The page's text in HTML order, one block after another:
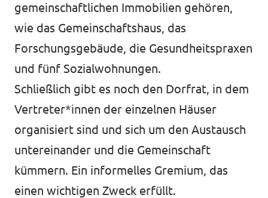
gemeinschaftlichen Immobilien gehören,
wie das Gemeinschaftshaus, das
Forschungsgebäude, die Gesundheitspraxen
und fünf Sozialwohnungen.
Schließlich gibt es noch den Dorfrat, in dem
Vertreter*innen der einzelnen Häuser
organisiert sind und sich um den Austausch
untereinander und die Gemeinschaft
kümmern. Ein informelles Gremium, das
einen wichtigen Zweck erfüllt.